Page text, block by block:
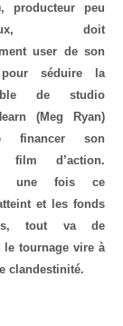
producteur peu
doit
user de son
séduire la
de studio
(Meg Ryan)
financer son
film d’action.
une fois ce
et les fonds
tout va de
le tournage vire à
clandestinité.